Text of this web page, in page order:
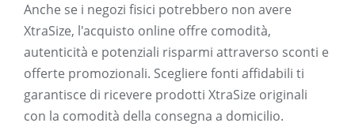
Anche se i negozi fisici potrebbero non avere
XtraSize, l'acquisto online offre comodità,
autenticità e potenziali risparmi attraverso sconti e
offerte promozionali. Scegliere fonti affidabili ti
garantisce di ricevere prodotti XtraSize originali
con la comodità della consegna a domicilio.